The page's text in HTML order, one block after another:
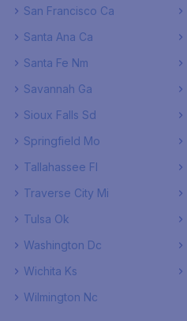
San Francisco Ca
Santa Ana Ca
Santa Fe Nm
Savannah Ga
Sioux Falls Sd
Springfield Mo
Tallahassee Fl
Traverse City Mi
Tulsa Ok
Washington Dc
Wichita Ks
Wilmington Nc